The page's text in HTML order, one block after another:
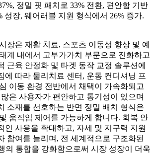
정밀 핏 패치로 33% 전환, 편안함 기반
성장, 웨어러블 지원 형식에서 26% 증가.
장은 재활 치료, 스포츠 이동성 향상 및 예
계 내에서 고부가가치 부문으로 진화하고
근육 안정화 및 타겟 동작 교정 솔루션에
에 따라 물리치료 센터, 운동 컨디셔닝 프
이동 환경 전반에서 채택이 가속화되고
은 사용자가 편안하고 통기성이 있으며
소재를 선호하는 반면 정밀 배치 형식은
움직임 제어를 가능하게 합니다. 회복 안
인 사용을 확대하고, 자세 및 지구력 지원
참여를 늘리며, 전 세계적으로 구조화된
의 통합을 강화함으로써 시장 성장이 더욱